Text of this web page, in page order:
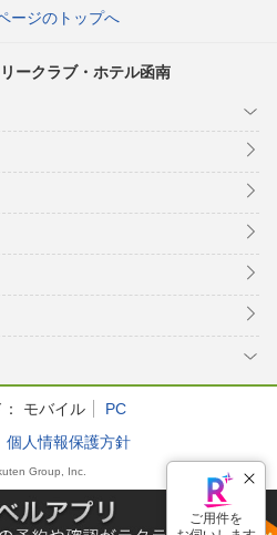
ージのトップへ
ークラブ・ホテル函南
モバイル
PC
個人情報保護方針
Group, Inc.
ご用件を